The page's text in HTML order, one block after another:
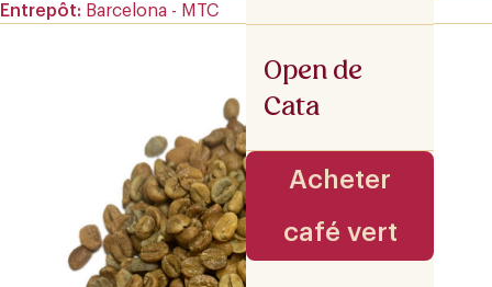
Open de
Cata
Acheter
café vert
Entrepôt
Barcelona - MTC